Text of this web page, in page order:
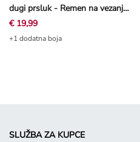
dugi prsluk - Remen na vezanje - Pink
€ 19,99
+1 dodatna boja
SLUŽBA ZA KUPCE